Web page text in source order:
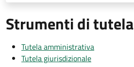
Strumenti di tutela
Tutela amministrativa
Tutela giurisdizionale